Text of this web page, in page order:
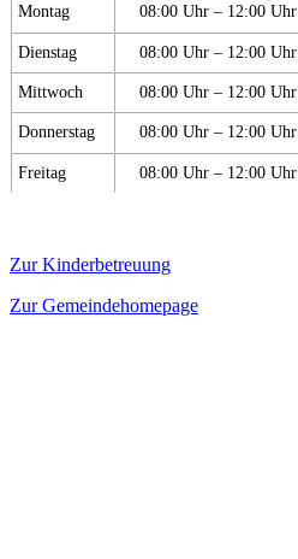
Montag 08:00 Uhr – 12:00 Uhr
Dienstag 08:00 Uhr – 12:00 Uhr
Mittwoch 08:00 Uhr – 12:00 Uhr
Donnerstag 08:00 Uhr – 12:00 Uhr
Freitag 08:00 Uhr – 12:00 Uhr
Zur Kinderbetreuung
Zur Gemeindehomepage